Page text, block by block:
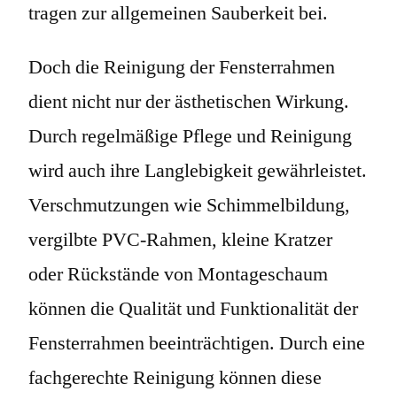
tragen zur allgemeinen Sauberkeit bei.
Doch die Reinigung der Fensterrahmen
dient nicht nur der ästhetischen Wirkung.
Durch regelmäßige Pflege und Reinigung
wird auch ihre Langlebigkeit gewährleistet.
Verschmutzungen wie Schimmelbildung,
vergilbte PVC-Rahmen, kleine Kratzer
oder Rückstände von Montageschaum
können die Qualität und Funktionalität der
Fensterrahmen beeinträchtigen. Durch eine
fachgerechte Reinigung können diese